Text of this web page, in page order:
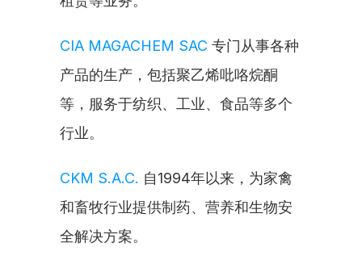
CIA MAGACHEM SAC 专门从事各种
产品的生产，包括聚乙烯吡咯烷酮
等，服务于纺织、工业、食品等多个
行业。
CKM S.A.C. 自1994年以来，为家禽
和畜牧行业提供制药、营养和生物安
全解决方案。